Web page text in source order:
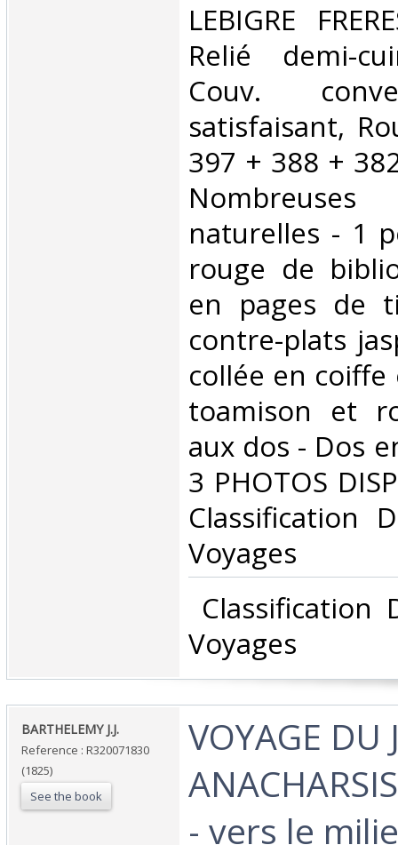
‎LEBIGRE
Relié demi-
Couv.
satisfaisant,
397 + 388 +
naturelles - 1
rouge de
en pages de
contre-plats
collée en
toamison et
aux dos - Dos
3 PHOTOS
Classification
Voyages‎
Classification
Voyages‎
‎BARTHELEMY J.J.‎
Reference : R320071830
(1825)
See the book
‎VOYAGE DU
- vers le